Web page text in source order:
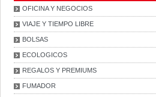
OFICINA Y NEGOCIOS
VIAJE Y TIEMPO LIBRE
BOLSAS
ECOLOGICOS
REGALOS Y PREMIUMS
FUMADOR